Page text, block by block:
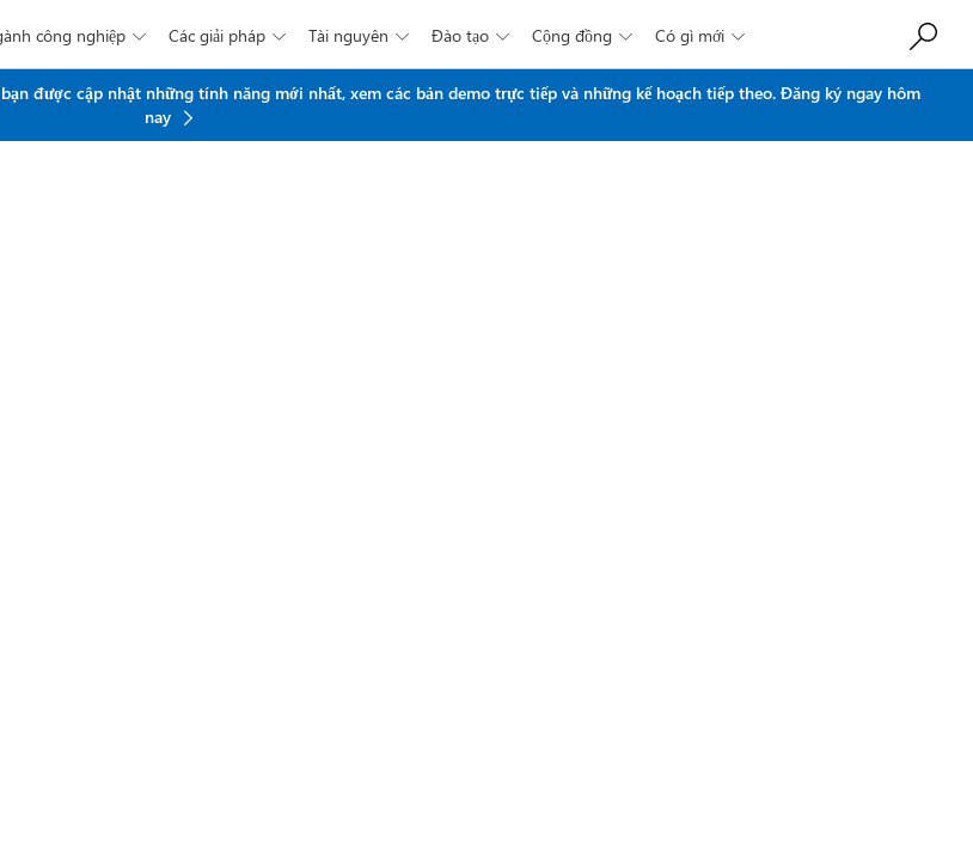
Chuyển đến nội dung chính
công nghiệp  Các giải pháp  Tài nguyên  Đào tạo  Cộng đồng  Có gì mới 
được cập nhật những tính năng mới nhất, xem các bản demo trực tiếp và những kế hoạch tiếp theo. Đăng ký ngay hôm
nay